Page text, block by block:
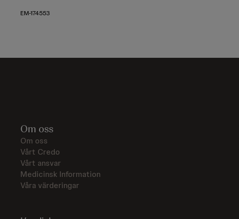
EM-174553
Om oss
Om oss
Vårt Credo
Vårt ansvar
Medicinsk Information
Våra värderingar